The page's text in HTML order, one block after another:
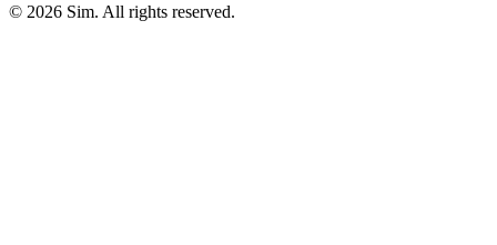
© 2026 Sim. All rights reserved.